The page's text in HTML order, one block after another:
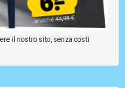
il nostro sito, senza costi